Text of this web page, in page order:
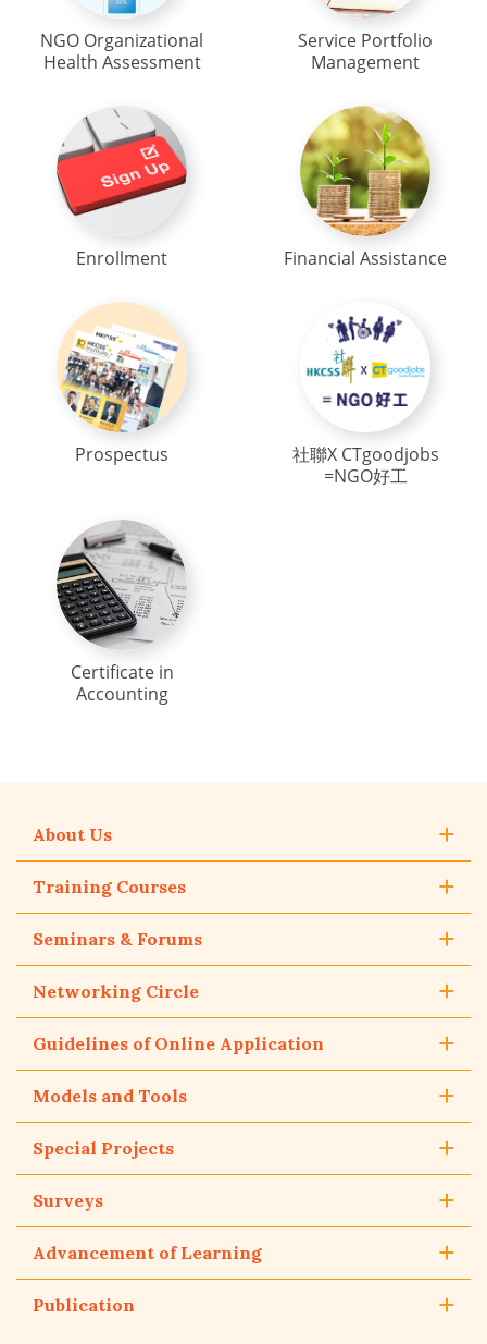
NGO Organizational
Health Assessment
Service Portfolio
Management
Enrollment Financial Assistance
Prospectus
社聯X CTgoodjobs
=NGO好工
Certificate in
Accounting
About Us
Training Courses
Seminars & Forums
Networking Circle
Guidelines of Online Application
Models and Tools
Special Projects
Surveys
Advancement of Learning
Publication